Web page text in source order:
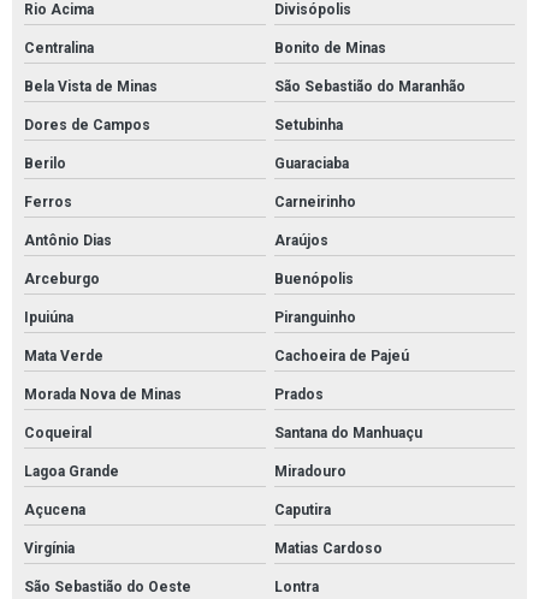
Rio Acima Divisópolis
Centralina Bonito de Minas
Bela Vista de Minas São Sebastião do Maranhão
Dores de Campos Setubinha
Berilo Guaraciaba
Ferros Carneirinho
Antônio Dias Araújos
Arceburgo Buenópolis
Ipuiúna Piranguinho
Mata Verde Cachoeira de Pajeú
Morada Nova de Minas Prados
Coqueiral Santana do Manhuaçu
Lagoa Grande Miradouro
Açucena Caputira
Virgínia Matias Cardoso
São Sebastião do Oeste Lontra